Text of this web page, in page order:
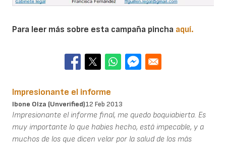
Para leer más sobre esta campaña pincha aquí.
Impresionante el informe
Ibone Olza (unverified)12 Feb 2013
Impresionante el informe final, me quedo boquiabierta. Es
muy importante lo que habies hecho, está impecable, y a
muchos de los que dicen velar por la salud de los más